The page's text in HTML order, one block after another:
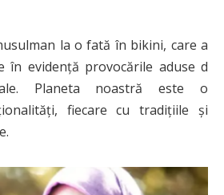
la o fată în bikini, care a
în evidență provocările aduse d
Planeta noastră este o
fiecare cu tradițiile și